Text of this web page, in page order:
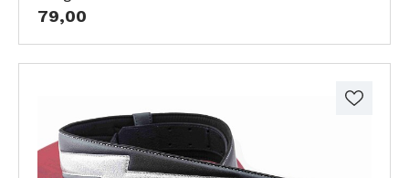
79,00